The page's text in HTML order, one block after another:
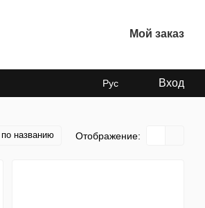
Мой заказ
Рус Вход
по названию Отображение: